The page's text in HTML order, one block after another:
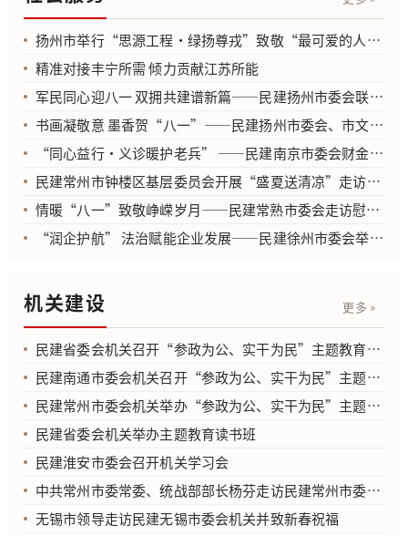
扬州市举行“思源工程·绿扬尊戎”致敬“最可爱的人”主题活动庆祝建军99周年
精准对接丰宁所需 倾力贡献江苏所能
军民同心迎八一 双拥共建谱新篇——民建扬州市委会联合多方举办迎“八一”双拥文艺汇演
书画凝敬意 墨香贺“八一”——民建扬州市委会、市文化广电和旅游局、扬州市文联送书画进军营
“同心益行·义诊暖护老兵” ——民建南京市委会财金委、秦淮区基层委联合举办庆祝建军节主题活动暨“同心益行 情满秦淮”品牌揭牌仪式
民建常州市钟楼区基层委员会开展“盛夏送清凉”走访慰问活动
情暖“八一”致敬峥嵘岁月——民建常熟市委会走访慰问沙家浜老兵
“润企护航” 法治赋能企业发展——民建徐州市委会举办“润企护航·法规科长说”专题培训活动
机关建设 更多 »
民建省委会机关召开“参政为公、实干为民”主题教育专题学习会
民建南通市委会机关召开“参政为公、实干为民”主题教育学习会
民建常州市委会机关举办“参政为公、实干为民”主题教育读书班
民建省委会机关举办主题教育读书班
民建淮安市委会召开机关学习会
中共常州市委常委、统战部部长杨芬走访民建常州市委会机关
无锡市领导走访民建无锡市委会机关并致新春祝福